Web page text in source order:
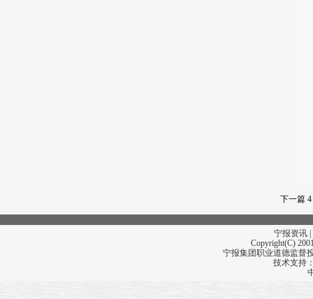
下一篇 4
宁报资讯
Copyright(C)
宁报集团职业道德监督
技术支持